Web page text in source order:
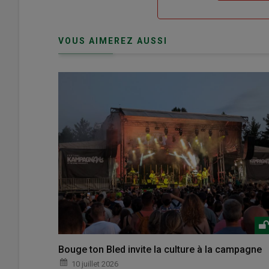
VOUS AIMEREZ AUSSI
Bouge ton Bled invite la culture à la campagne
10 juillet 2026